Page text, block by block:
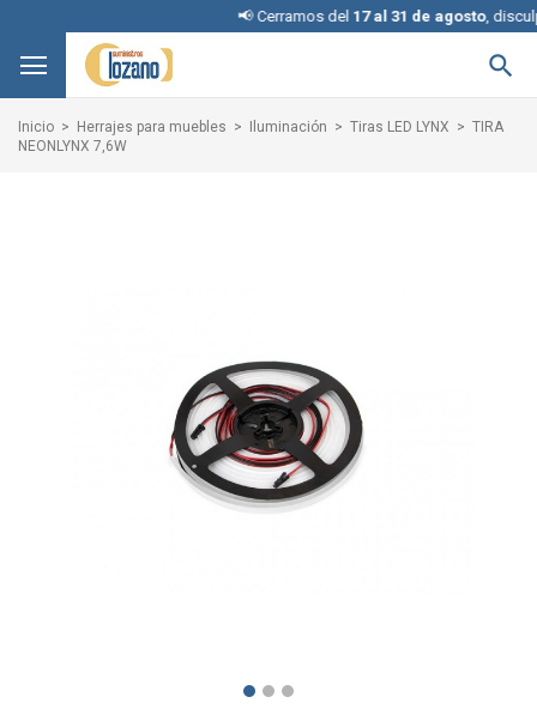
📢 Cerramos del17 al 31 de agosto, disculpe

Inicio Herrajes para muebles Iluminación Tiras LED LYNX
TIRA
NEONLYNX 7,6W